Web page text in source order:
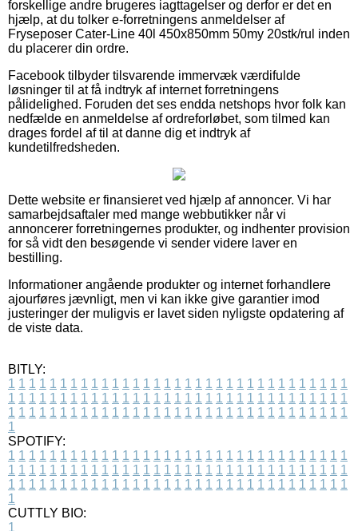
forskellige andre brugeres iagttagelser og derfor er det en
hjælp, at du tolker e-forretningens anmeldelser af
Fryseposer Cater-Line 40l 450x850mm 50my 20stk/rul inden
du placerer din ordre.
Facebook tilbyder tilsvarende immervæk værdifulde
løsninger til at få indtryk af internet forretningens
pålidelighed. Foruden det ses endda netshops hvor folk kan
nedfælde en anmeldelse af ordreforløbet, som tilmed kan
drages fordel af til at danne dig et indtryk af
kundetilfredsheden.
Dette website er finansieret ved hjælp af annoncer. Vi har
samarbejdsaftaler med mange webbutikker når vi
annoncerer forretningernes produkter, og indhenter provision
for så vidt den besøgende vi sender videre laver en
bestilling.
Informationer angående produkter og internet forhandlere
ajourføres jævnligt, men vi kan ikke give garantier imod
justeringer der muligvis er lavet siden nyligste opdatering af
de viste data.
BITLY:
1 1 1 1 1 1 1 1 1 1 1 1 1 1 1 1 1 1 1 1 1 1 1 1 1 1 1 1 1 1 1 1 1
1 1 1 1 1 1 1 1 1 1 1 1 1 1 1 1 1 1 1 1 1 1 1 1 1 1 1 1 1 1 1 1 1
1 1 1 1 1 1 1 1 1 1 1 1 1 1 1 1 1 1 1 1 1 1 1 1 1 1 1 1 1 1 1 1 1
1
SPOTIFY:
1 1 1 1 1 1 1 1 1 1 1 1 1 1 1 1 1 1 1 1 1 1 1 1 1 1 1 1 1 1 1 1 1
1 1 1 1 1 1 1 1 1 1 1 1 1 1 1 1 1 1 1 1 1 1 1 1 1 1 1 1 1 1 1 1 1
1 1 1 1 1 1 1 1 1 1 1 1 1 1 1 1 1 1 1 1 1 1 1 1 1 1 1 1 1 1 1 1 1
1
CUTTLY BIO:
1